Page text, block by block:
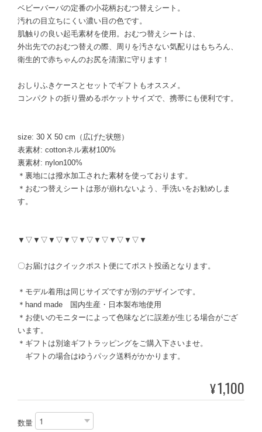
ベビーバーバの定番の小花柄おむつ替えシート。
汚れの目立ちにくい濃い目の色です。
肌触りの良い起毛素材を使用。おむつ替えシートは、
外出先でのおむつ替えの際、周りを汚さない気配りはもちろん、
衛生的で赤ちゃんのお尻を清潔に守ります！
おしりふきケースとセットでギフトもオススメ。
コンパクトの折り畳めるポケットサイズで、携帯にも便利です。
size: 30 X 50 cm（広げた状態）
表素材: cottonネル素材100%
裏素材: nylon100%
＊裏地には撥水加工された素材を使っております。
＊おむつ替えシートは形が崩れないよう、手洗いをお勧めしま
す。
▼▽▼▽▼▽▼▽▼▽▼▽▼▽▼▽▼
〇お届けはクイックポスト便にてポスト投函となります。
＊モデル着用は同じサイズですが別のデザインです。
＊hand made 国内生産・日本製布地使用
＊お使いのモニターによって色味などに誤差が生じる場合がござ
います。
＊ギフトは別途ギフトラッピングをご購入下さいませ。
ギフトの場合はゆうパック送料がかかります。
¥1,100
数量